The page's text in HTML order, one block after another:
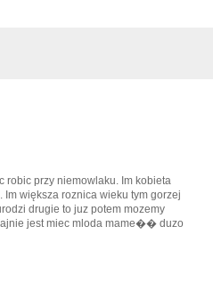
robic przy niemowlaku. Im kobieta
większa roznica wieku tym gorzej
drugie to juz potem mozemy
jest miec mloda mame�� duzo